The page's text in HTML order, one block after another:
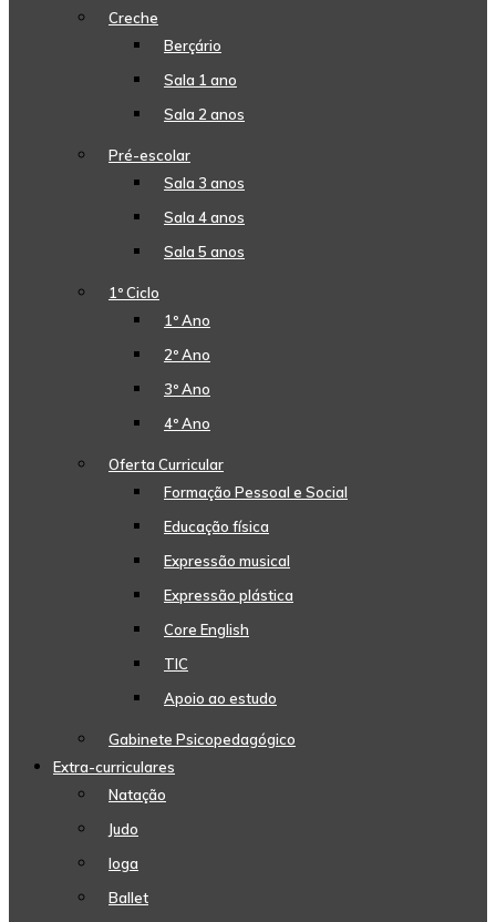
Creche
Berçário
Sala 1 ano
Sala 2 anos
Pré-escolar
Sala 3 anos
Sala 4 anos
Sala 5 anos
1º Ciclo
1º Ano
2º Ano
3º Ano
4º Ano
Oferta Curricular
Formação Pessoal e Social
Educação física
Expressão musical
Expressão plástica
Core English
TIC
Apoio ao estudo
Gabinete Psicopedagógico
Extra-curriculares
Natação
Judo
Ioga
Ballet